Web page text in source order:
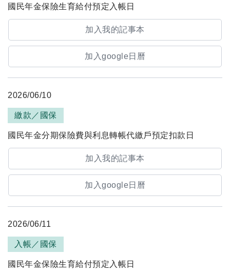
國民年金保險生育給付預定入帳日
加入我的記事本
加入google日曆
2026/06/10
繳款／國保
國民年金分期保險費與利息轉帳代繳戶預定扣款日
加入我的記事本
加入google日曆
2026/06/11
入帳／國保
國民年金保險生育給付預定入帳日